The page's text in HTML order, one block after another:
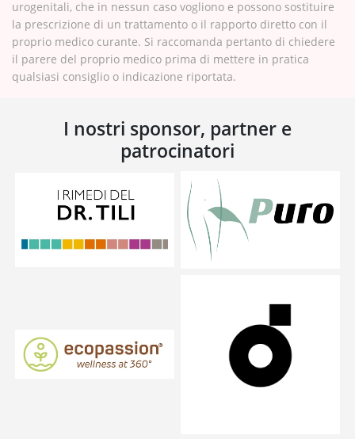
urogenitali, che in nessun caso vogliono e possono sostituire
la prescrizione di un trattamento o il rapporto diretto con il
proprio medico curante. Si raccomanda pertanto di chiedere
il parere del proprio medico prima di mettere in pratica
qualsiasi consiglio o indicazione riportata.
I nostri sponsor, partner e
patrocinatori